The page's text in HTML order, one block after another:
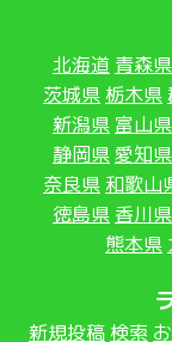
北海道 青森県
茨城県 栃木県
新潟県 富山県
静岡県愛知県
奈良県 和歌山
徳島県 香川県
熊本県
新規投稿 検索